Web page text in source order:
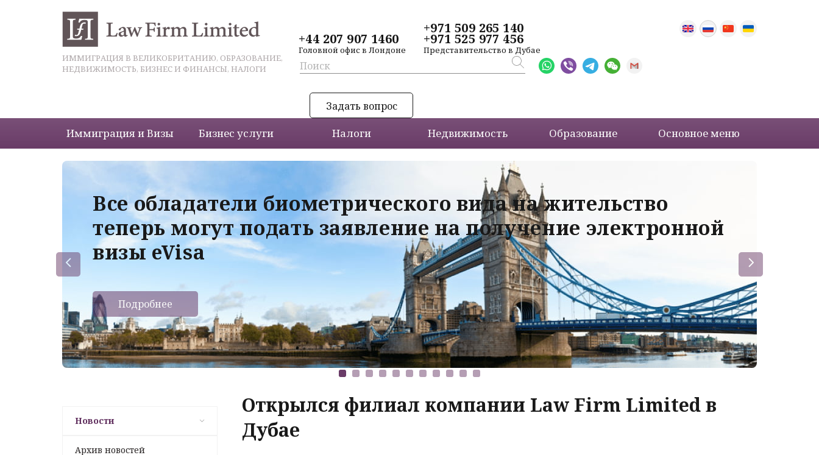
ИММИГРАЦИЯ В ВЕЛИКОБРИТАНИЮ, ОБРАЗОВАНИЕ,
НЕДВИЖИМОСТЬ, БИЗНЕС И ФИНАНСЫ, НАЛОГИ
+44 207 907 1460
Головной офис в Лондоне
+971 509 265 140
+971 525 977 456
Представительство в Дубае
Задать вопрос
Иммиграция и Визы Бизнес услуги Налоги Недвижимость Образование Основное меню
Все обладатели биометрического вида на жительство
теперь могут подать заявление на получение электронной
визы eVisa
Подробнее
Новости
Архив новостей
Открылся филиал компании Lаw Firm Limited в
Дубае